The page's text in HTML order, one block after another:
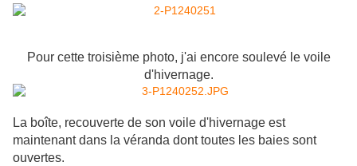
Pour cette troisième photo, j'ai encore soulevé le voile
d'hivernage.
La boîte, recouverte de son voile d'hivernage est
maintenant dans la véranda dont toutes les baies sont
ouvertes.